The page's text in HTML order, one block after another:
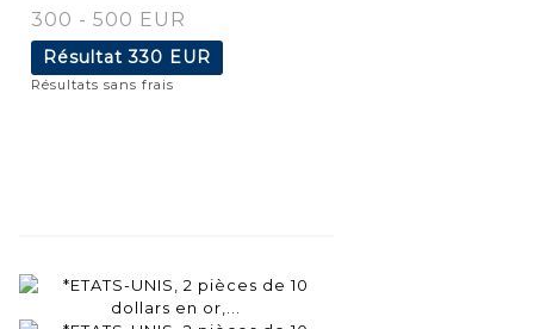
300 - 500 EUR
Résultat330 EUR
Résultats sans frais